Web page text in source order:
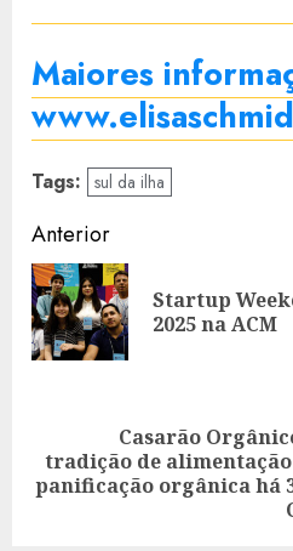
Maiores
Tags: sul da ilha
Navegação
de
artigos
Anterior
Startup
2025 na ACM
Artigo
seguinte:
Casarão
tradição de
panificação orgânica há